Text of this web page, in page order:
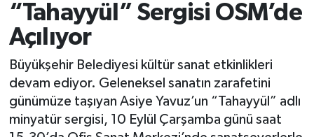
“Tahayyül” Sergisi OSM’de
Açılıyor
Büyükşehir Belediyesi kültür sanat etkinlikleri
devam ediyor. Geleneksel sanatın zarafetini
günümüze taşıyan Asiye Yavuz’un “Tahayyül” adlı
minyatür sergisi, 10 Eylül Çarşamba günü saat